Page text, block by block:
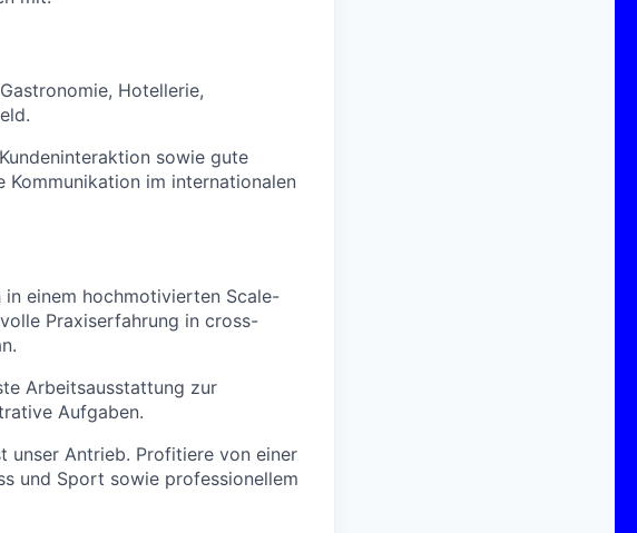
Hotellerie,
sowie gute
Kommunikation im internationalen
einem hochmotivierten Scale-
Praxiserfahrung in cross-
Arbeitsausstattung zur
Aufgaben.
unser Antrieb. Profitiere von einer
und Sport sowie professionellem